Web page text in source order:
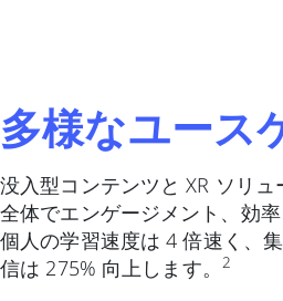
多様なユース
没入型コンテンツと XR ソリ
全体でエンゲージメント、効率
個人の学習速度は 4 倍速く、
信は 275% 向上します。
2